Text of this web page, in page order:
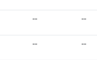
-- --
-- --